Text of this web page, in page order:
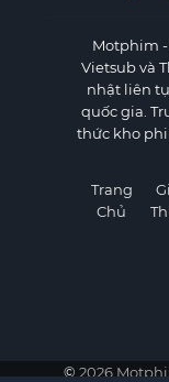
Motphim
Vietsub và
nhật liên
quốc gia.
thức kho
Trang
Chủ
© 2026